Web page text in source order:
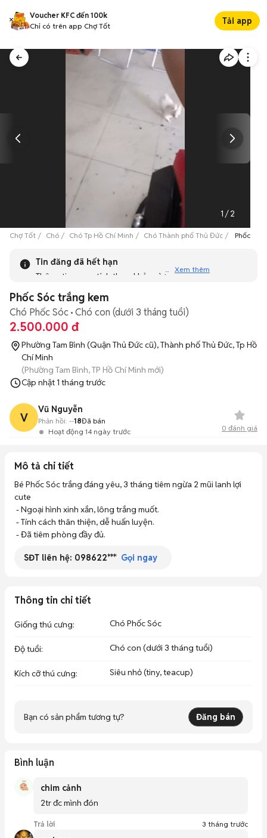
Voucher KFC đến 100k
Chỉ có trên app Chợ Tốt
Tải app
1 /2
Chợ Tốt Chó Chó Tp Hồ Chí Minh Chó Thành phố Thủ Đức Phốc
Tin đăng đã hết hạn
Thông tin mang tính tham khảo và bạn không thể liên hệ
tương tự khác dưới đây nhé!
Xem thêm
Phốc Sóc trắng kem
Chó Phốc Sóc Chó con (dưới 3 tháng tuổi)
2.500.000 đ
Phường Tam Bình (Quận Thủ Đức cũ), Thành phố Thủ Đức, Tp Hồ
Chí Minh
(Phường Tam Bình, TP Hồ Chí Minh mới)
Cập nhật1 tháng trước
V
Vũ Nguyễn
Hoạt động 14 ngày trước
Phản hồi: --18Đã bán
0 đánh giá
Mô tả chi tiết
Bé Phốc Sóc trắng đáng yêu, 3 tháng tiêm ngừa 2 mũi lanh lợi
cute
SĐT liên hệ: 098622*** Gọi ngay
Thông tin chi tiết
Giống thú cưng: Chó Phốc Sóc
Độ tuổi: Chó con (dưới 3 tháng tuổi)
Kích cỡ thú cưng: Siêu nhỏ (tiny, teacup)
Bạn có sản phẩm tương tự? Đăng bán
Bình luận
chim cảnh
2tr đc mình đón
Trả lời 3 tháng trước